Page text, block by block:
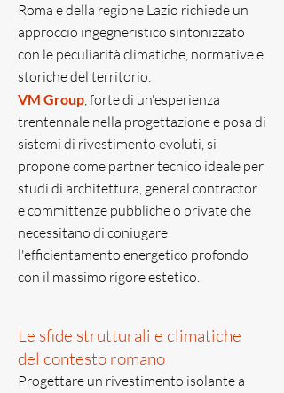
Roma e della regione Lazio richiede un
approccio ingegneristico sintonizzato
con le peculiarità climatiche, normative e
storiche del territorio.
VM Group, forte di un'esperienza
trentennale nella progettazione e posa di
sistemi di rivestimento evoluti, si
propone come partner tecnico ideale per
studi di architettura, general contractor
e committenze pubbliche o private che
necessitano di coniugare
l'efficientamento energetico profondo
con il massimo rigore estetico.
Le sfide strutturali e climatiche
del contesto romano
Progettare un rivestimento isolante a